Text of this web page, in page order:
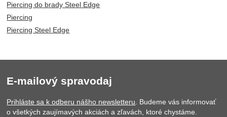
Piercing do brady Steel Edge
Piercing
Piercing Steel Edge
E-mailový spravodaj
Prihláste sa k odberu nášho newsletteru. Budeme vás informovať
o všetkých zaujímavých akciách a zľavách, ktoré chystáme.